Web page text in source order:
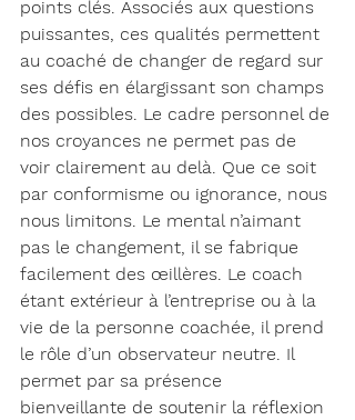
points clés. Associés aux questions
puissantes, ces qualités permettent
au coaché de changer de regard sur
ses défis en élargissant son champs
des possibles. Le cadre personnel de
nos croyances ne permet pas de
voir clairement au delà. Que ce soit
par conformisme ou ignorance, nous
nous limitons. Le mental n’aimant
pas le changement, il se fabrique
facilement des œillères. Le coach
étant extérieur à l’entreprise ou à la
vie de la personne coachée, il prend
le rôle d’un observateur neutre. Il
permet par sa présence
bienveillante de soutenir la réflexion